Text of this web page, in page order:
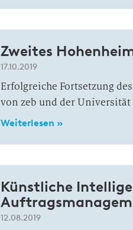
Zweites
17.10.2019
Erfolgreiche Fortsetzung
von zeb und der
Weiterlesen »
Künstliche
12.08.2019